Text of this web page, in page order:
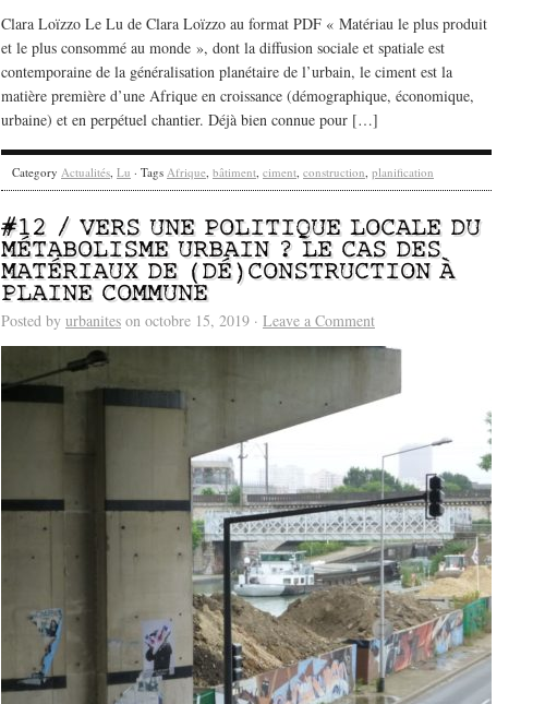
Clara Loïzzo Le Lu de Clara Loïzzo au format PDF « Matériau le plus produit
et le plus consommé au monde », dont la diffusion sociale et spatiale est
contemporaine de la généralisation planétaire de l’urbain, le ciment est la
matière première d’une Afrique en croissance (démographique, économique,
urbaine) et en perpétuel chantier. Déjà bien connue pour […]
Category Actualités, Lu · Tags Afrique, bâtiment, ciment, construction, planification
#12 / VERS UNE POLITIQUE LOCALE DU
MÉTABOLISME URBAIN ? LE CAS DES
MATÉRIAUX DE (DÉ)CONSTRUCTION À
PLAINE COMMUNE
Posted by urbanites on octobre 15, 2019 · Leave a Comment